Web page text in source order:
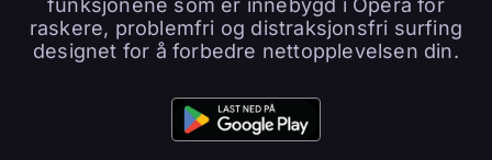
funksjonene som er innebygd i Opera for
raskere, problemfri og distraksjonsfri surfing
designet for å forbedre nettopplevelsen din.